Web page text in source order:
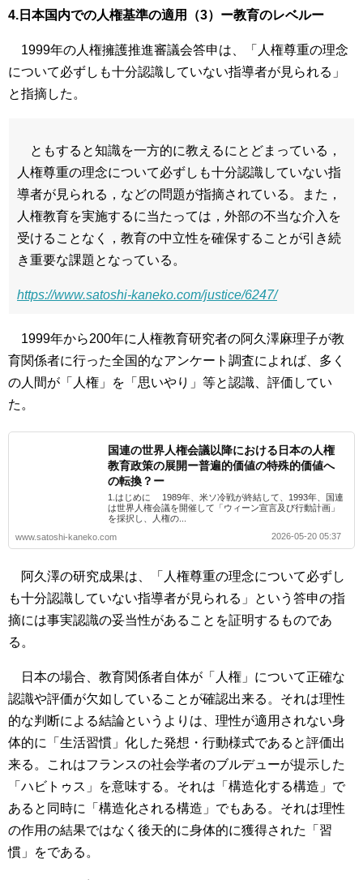
4.日本国内での人権基準の適用（3）ー教育のレベルー
1999年の人権擁護推進審議会答申は、「人権尊重の理念
について必ずしも十分認識していない指導者が見られる」
と指摘した。
ともすると知識を一方的に教えるにとどまっている，
人権尊重の理念について必ずしも十分認識していない指
導者が見られる，などの問題が指摘されている。また，
人権教育を実施するに当たっては，外部の不当な介入を
受けることなく，教育の中立性を確保することが引き続
き重要な課題となっている。
https://www.satoshi-kaneko.com/justice/6247/
1999年から200年に人権教育研究者の阿久澤麻理子が教
育関係者に行った全国的なアンケート調査によれば、多く
の人間が「人権」を「思いやり」等と認識、評価してい
た。
国連の世界人権会議以降における日本の人権
教育政策の展開ー普遍的価値の特殊的価値へ
の転換？ー
1.はじめに 1989年、米ソ冷戦が終結して、1993年、国連
は世界人権会議を開催して「ウィーン宣言及び行動計画」
を採択し、人権の...
www.satoshi-kaneko.com
2026-05-20 05:37
阿久澤の研究成果は、「人権尊重の理念について必ずし
も十分認識していない指導者が見られる」という答申の指
摘には事実認識の妥当性があることを証明するものであ
る。
日本の場合、教育関係者自体が「人権」について正確な
認識や評価が欠如していることが確認出来る。それは理性
的な判断による結論というよりは、理性が適用されない身
体的に「生活習慣」化した発想・行動様式であると評価出
来る。これはフランスの社会学者のブルデューが提示した
「ハビトゥス」を意味する。それは「構造化する構造」で
あると同時に「構造化される構造」でもある。それは理性
の作用の結果ではなく後天的に身体的に獲得された「習
慣」をである。